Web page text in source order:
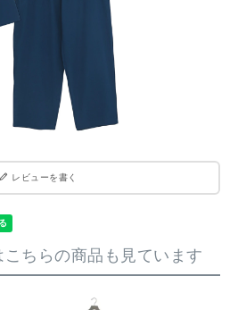
レビューを書く
ちらの商品も見ています